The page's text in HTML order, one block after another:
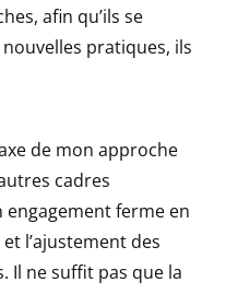
afin qu’ils se
pratiques, ils
de mon approche
cadres
engagement ferme en
l’ajustement des
Il ne suffit pas que la